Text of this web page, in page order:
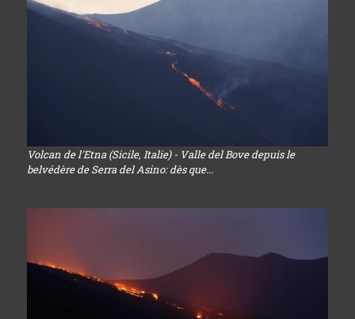
Volcan de l'Etna (Sicile, Italie) - Valle del Bove depuis le
belvédère de Serra del Asino: dès que...